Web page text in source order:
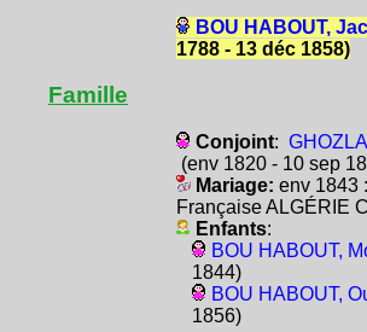
BOU HABOUT,
1788 - 13 déc 1858)
Famille
Conjoint:
(env 1820 - 10 sep
Mariage: env 1843
Française ALGÉRIE
Enfants:
BOU HABOUT,
1844)
BOU HABOUT,
1856)